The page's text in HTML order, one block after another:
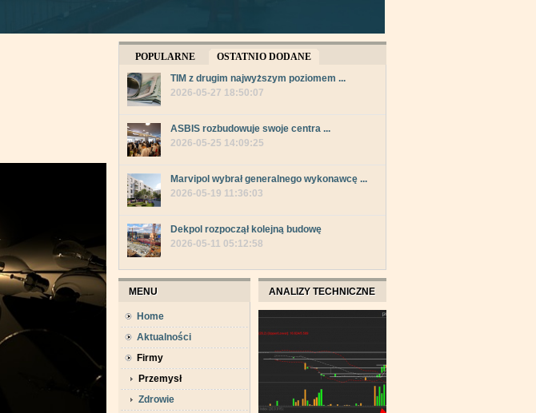
POPULARNE
OSTATNIO DODANE
TIM z drugim najwyższym poziomem ...
2026-05-27 18:50:07
ASBIS rozbudowuje swoje centra ...
2026-05-25 14:09:25
Marvipol wybrał generalnego wykonawcę ...
2026-05-19 11:36:03
Dekpol rozpoczął kolejną budowę
2026-05-11 05:12:58
MENU
Home
Aktualności
Firmy
Przemysł
Zdrowie
ANALIZY TECHNICZNE